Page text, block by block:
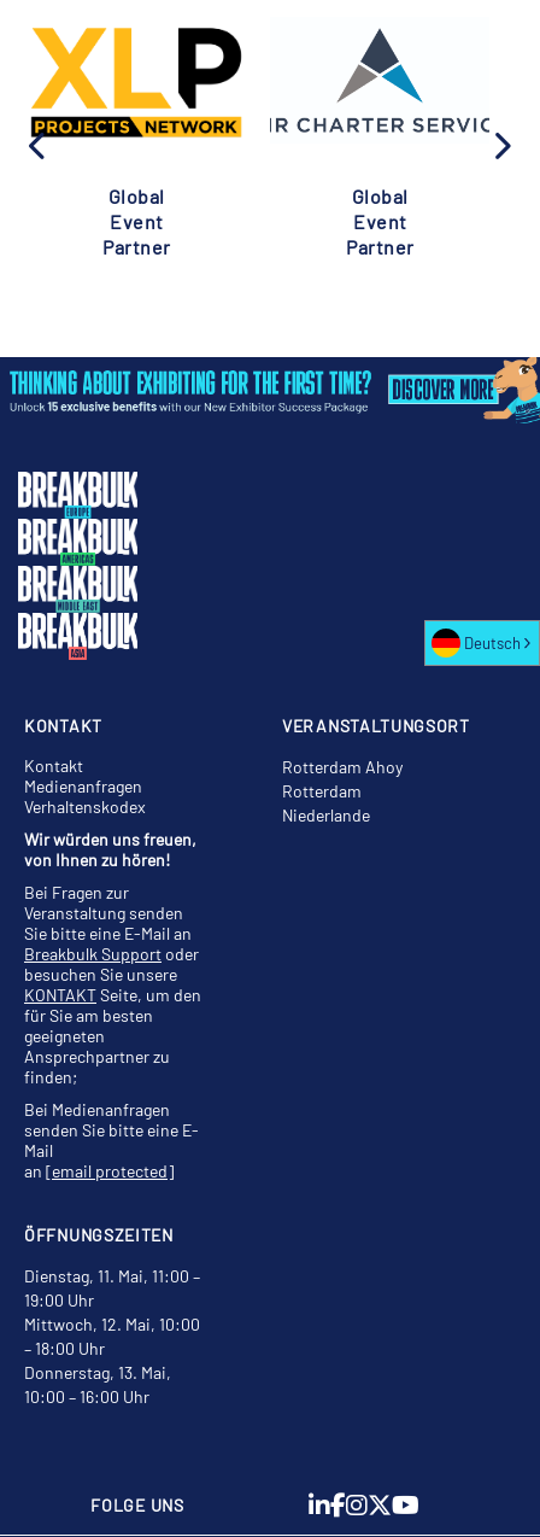
Global
Event
Partner
Global
Event
Partner
VERANSTALTUNGSORT
Rotterdam Ahoy
Rotterdam
Niederlande
ÖFFNUNGSZEITEN
Dienstag, 11. Mai, 11:00 –
19:00 Uhr
Mittwoch, 12. Mai, 10:00
– 18:00 Uhr
Donnerstag, 13. Mai,
10:00 – 16:00 Uhr
KONTAKT
Kontakt
Medienanfragen
Verhaltenskodex
Wir würden uns freuen,
von Ihnen zu hören!
Bei Fragen zur
Veranstaltung senden
Sie bitte eine E-Mail an
Breakbulk Supportoder
besuchen Sie unsere
KONTAKTSeite, um den
für Sie am besten
geeigneten
Ansprechpartner zu
finden;
Bei Medienanfragen
senden Sie bitte eine E-
Mail
an [email protected]
FOLGE UNS
Deutsch